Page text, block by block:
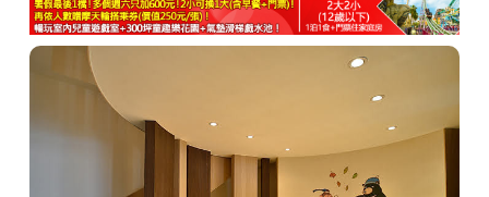
商家合作
推薦景點